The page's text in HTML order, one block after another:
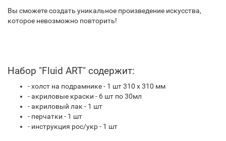
Вы сможете создать уникальное произведение искусства,
которое невозможно повторить!
Набор "Fluid ART" содержит:
- холст на подрамнике - 1 шт 310 x 310 мм
- акриловые краски - 6 шт по 30мл
- акриловый лак - 1 шт
- перчатки - 1 шт
- инструкция рос/укр - 1 шт